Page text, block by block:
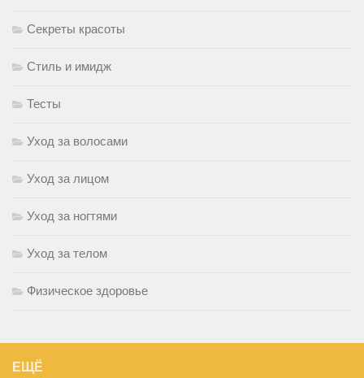
Секреты красоты
Стиль и имидж
Тесты
Уход за волосами
Уход за лицом
Уход за ногтями
Уход за телом
Физическое здоровье
ЕЩЁ